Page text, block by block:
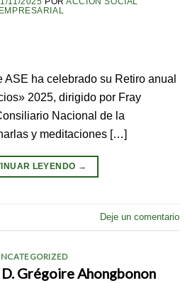
EMPRESARIAL
ASE ha celebrado su Retiro anual
2025, dirigido por Fray
Nacional de la
y meditaciones […]
LEYENDO →
Deje un comentario
Grégoire Ahongbonon